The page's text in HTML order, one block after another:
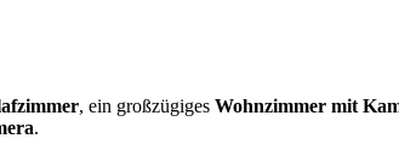
, ein großzügiges Wohnzimmer mit
.